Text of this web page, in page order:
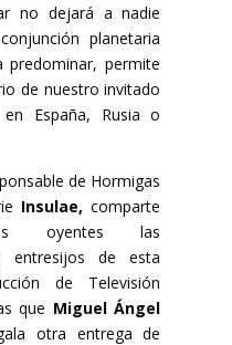
no dejará a nadie
planetaria
predominar, permite
de nuestro invitado
España, Rusia o
de Hormigas
Insulae, comparte
oyentes las
entresijos de esta
de Televisión
que Miguel Ángel
otra entrega de